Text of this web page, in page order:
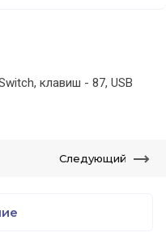
клавиш - 87, USB
Следующий